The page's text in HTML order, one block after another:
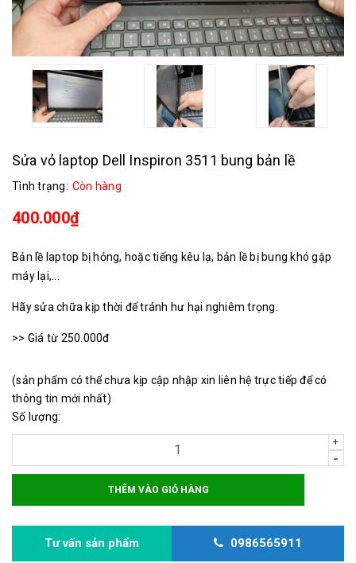
Sửa vỏ laptop Dell Inspiron 3511 bung bản lề
Tình trạng: Còn hàng
400.000₫
Bản lề laptop bị hỏng, hoặc tiếng kêu lạ, bản lề bị bung khó gập
máy lại,...
Hãy sửa chữa kịp thời để tránh hư hại nghiêm trọng.
>> Giá từ 250.000đ
(sản phẩm có thể chưa kịp cập nhập xin liên hệ trực tiếp để có
thông tin mới nhất)
Số lượng:
+
-
THÊM VÀO GIỎ HÀNG
Tư vấn sản phẩm 0986565911